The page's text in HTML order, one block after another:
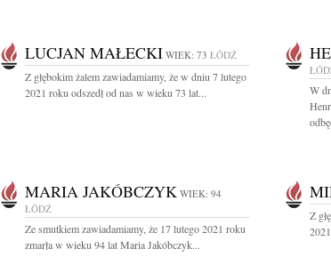
LUCJAN MAŁECKI WIEK: 73 ŁÓDŹ
Z głębokim żalem zawiadamiamy, że w dniu 7 lutego
2021 roku odszedł od nas w wieku 73 lat...
W
MARIA JAKÓBCZYK WIEK: 94
ŁÓDŹ
Ze smutkiem zawiadamiamy, że 17 lutego 2021 roku
zmarła w wieku 94 lat Maria Jakóbczyk...
Z